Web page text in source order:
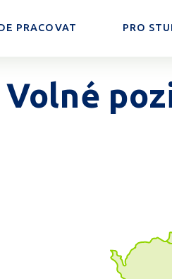
PRACOVAT PRO
Volné